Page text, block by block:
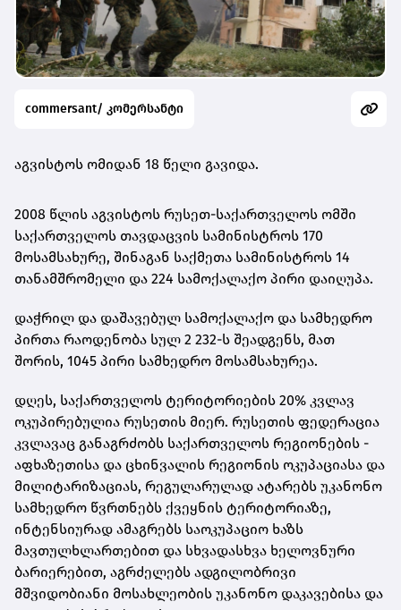
commersant/ კომერსანტი
აგვისტოს ომიდან 18 წელი გავიდა.
2008 წლის აგვისტოს რუსეთ-საქართველოს ომში
საქართველოს თავდაცვის სამინისტროს 170
მოსამსახურე, შინაგან საქმეთა სამინისტროს 14
თანამშრომელი და 224 სამოქალაქო პირი დაიღუპა.
დაჭრილ და დაშავებულ სამოქალაქო და სამხედრო
პირთა რაოდენობა სულ 2 232-ს შეადგენს, მათ
შორის, 1045 პირი სამხედრო მოსამსახურეა.
დღეს, საქართველოს ტერიტორიების 20% კვლავ
ოკუპირებულია რუსეთის მიერ. რუსეთის ფედერაცია
კვლავაც განაგრძობს საქართველოს რეგიონების -
აფხაზეთისა და ცხინვალის რეგიონის ოკუპაციასა და
მილიტარიზაციას, რეგულარულად ატარებს უკანონო
სამხედრო წვრთნებს ქვეყნის ტერიტორიაზე,
ინტენსიურად ამაგრებს საოკუპაციო ხაზს
მავთულხლართებით და სხვადასხვა ხელოვნური
ბარიერებით, აგრძელებს ადგილობრივი
მშვიდობიანი მოსახლეობის უკანონო დაკავებისა და